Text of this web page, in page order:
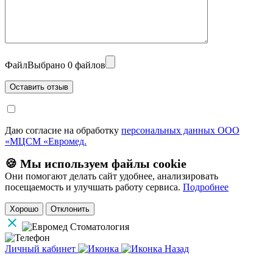
ФайлВыбрано 0 файлов
Даю согласие на обработку персональных данных ООО
«МЦСМ «Евромед.
🍪 Мы используем файлы cookie
Они помогают делать сайт удобнее, анализировать
посещаемость и улучшать работу сервиса. Подробнее
Хорошо Отклонить
Личный кабинет
Назад